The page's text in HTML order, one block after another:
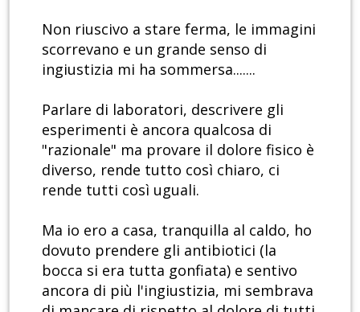
Non riuscivo a stare ferma, le immagini
scorrevano e un grande senso di
ingiustizia mi ha sommersa.......
Parlare di laboratori, descrivere gli
esperimenti è ancora qualcosa di
"razionale" ma provare il dolore fisico è
diverso, rende tutto così chiaro, ci
rende tutti così uguali.
Ma io ero a casa, tranquilla al caldo, ho
dovuto prendere gli antibiotici (la
bocca si era tutta gonfiata) e sentivo
ancora di più l'ingiustizia, mi sembrava